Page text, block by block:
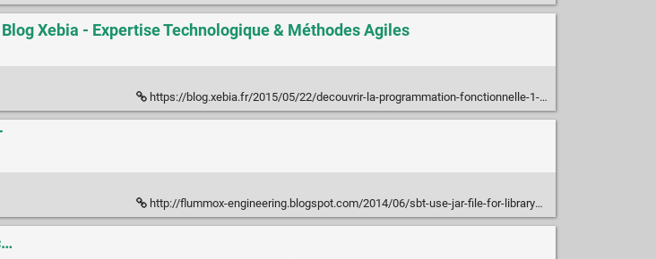
Xebia - Expertise Technologique & Méthodes Agiles
https://blog.xebia.fr/2015/05/22/decouvrir-la-programmation-fonctionnelle-1-fonctions/
http://flummox-engineering.blogspot.com/2014/06/sbt-use-jar-file-for-librarydependencies.html